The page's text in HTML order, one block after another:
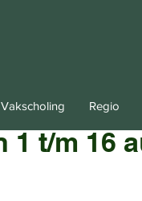
Vakscholing Regio